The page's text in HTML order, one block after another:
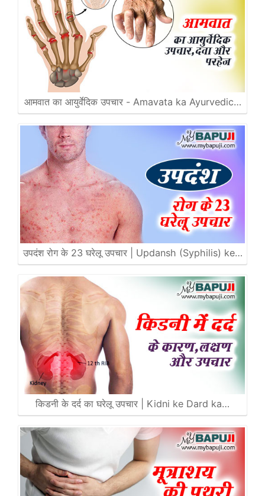
आमवात का आयुर्वेदिक उपचार - Amavata ka Ayurvedic…
उपदंश रोग के 23 घरेलू उपचार | Updansh (Syphilis) ke…
किडनी के दर्द का घरेलू उपचार | Kidni ke Dard ka…